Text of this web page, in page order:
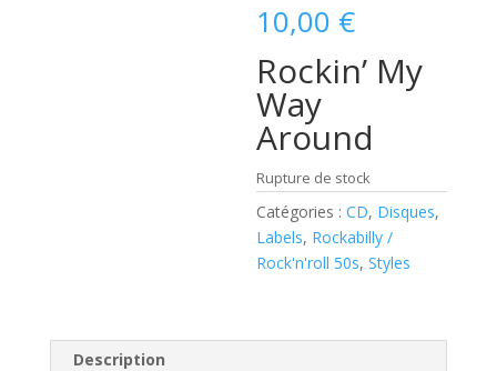
10,00 €
Rockin’ My
Way
Around
Rupture de stock
Catégories :CD, Disques,
Labels, Rockabilly /
Rock'n'roll 50s,Styles
Description